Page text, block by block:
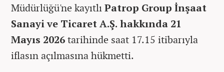
Müdürlüğü'ne kayıtlıPatrop Group İnşaat
Sanayi ve Ticaret A.Ş. hakkında 21
Mayıs 2026tarihinde saat 17.15 itibarıyla
iflasın açılmasına hükmetti.